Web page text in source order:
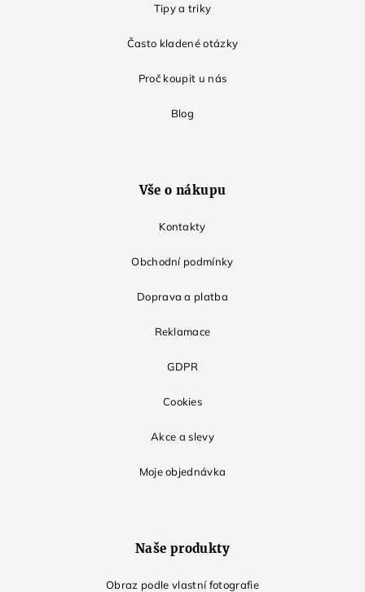
Tipy a triky
Často kladené otázky
Proč koupit u nás
Blog
Vše o nákupu
Kontakty
Obchodní podmínky
Doprava a platba
Reklamace
GDPR
Cookies
Akce a slevy
Moje objednávka
Naše produkty
Obraz podle vlastní fotografie